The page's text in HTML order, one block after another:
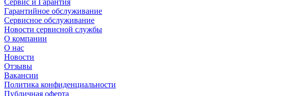
Сервис и Гарантия
Гарантийное обслуживание
Сервисное обслуживание
Новости сервисной службы
О компании
О нас
Новости
Отзывы
Вакансии
Политика конфиденциальности
Публичная оферта